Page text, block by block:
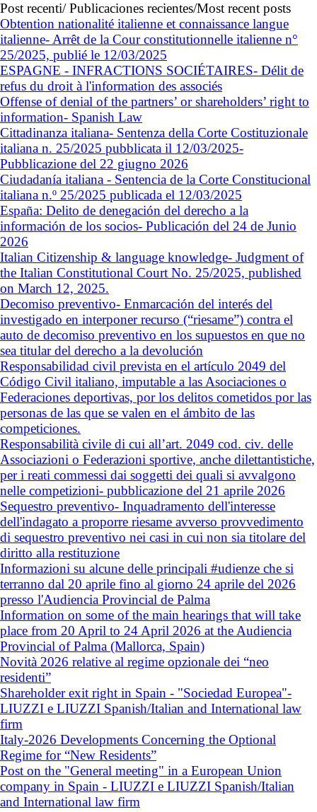
Post recenti/ Publicaciones recientes/Most recent posts
Obtention nationalité italienne et connaissance langue
italienne- Arrêt de la Cour constitutionnelle italienne n°
25/2025, publié le 12/03/2025
ESPAGNE - INFRACTIONS SOCIÉTAIRES- Délit de
refus du droit à l'information des associés
Offense of denial of the partners’ or shareholders’ right to
information- Spanish Law
Cittadinanza italiana- Sentenza della Corte Costituzionale
italiana n. 25/2025 pubblicata il 12/03/2025-
Pubblicazione del 22 giugno 2026
Ciudadanía italiana - Sentencia de la Corte Constitucional
italiana n.º 25/2025 publicada el 12/03/2025
España: Delito de denegación del derecho a la
información de los socios- Publicación del 24 de Junio
2026
Italian Citizenship & language knowledge- Judgment of
the Italian Constitutional Court No. 25/2025, published
on March 12, 2025.
Decomiso preventivo- Enmarcación del interés del
investigado en interponer recurso (“riesame”) contra el
auto de decomiso preventivo en los supuestos en que no
sea titular del derecho a la devolución
Responsabilidad civil prevista en el artículo 2049 del
Código Civil italiano, imputable a las Asociaciones o
Federaciones deportivas, por los delitos cometidos por las
personas de las que se valen en el ámbito de las
competiciones.
Responsabilità civile di cui all’art. 2049 cod. civ. delle
Associazioni o Federazioni sportive, anche dilettantistiche,
per i reati commessi dai soggetti dei quali si avvalgono
nelle competizioni- pubblicazione del 21 aprile 2026
Sequestro preventivo- Inquadramento dell'interesse
dell'indagato a proporre riesame avverso provvedimento
di sequestro preventivo nei casi in cui non sia titolare del
diritto alla restituzione
Informazioni su alcune delle principali #udienze che si
terranno dal 20 aprile fino al giorno 24 aprile del 2026
presso l'Audiencia Provincial de Palma
Information on some of the main hearings that will take
place from 20 April to 24 April 2026 at the Audiencia
Provincial of Palma (Mallorca, Spain)
Novità 2026 relative al regime opzionale dei “neo
residenti”
Shareholder exit right in Spain - "Sociedad Europea"-
LIUZZI e LIUZZI Spanish/Italian and International law
firm
Italy-2026 Developments Concerning the Optional
Regime for “New Residents”
Post on the "General meeting" in a European Union
company in Spain - LIUZZI e LIUZZI Spanish/Italian
and International law firm